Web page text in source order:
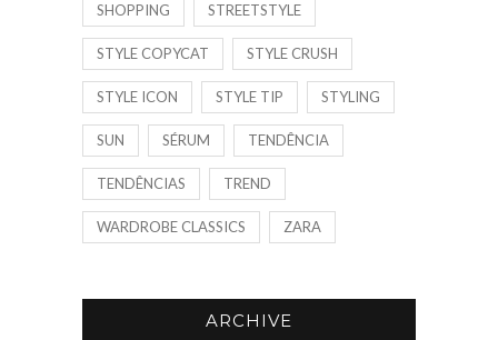
SHOPPING STREETSTYLE
STYLE COPYCAT STYLE CRUSH
STYLE ICON STYLE TIP STYLING
SUN SÉRUM TENDÊNCIA
TENDÊNCIAS TREND
WARDROBE CLASSICS ZARA
ARCHIVE